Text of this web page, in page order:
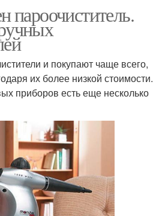
пароочиститель.
и покупают чаще всего,
их более низкой стоимости.
приборов есть еще несколько